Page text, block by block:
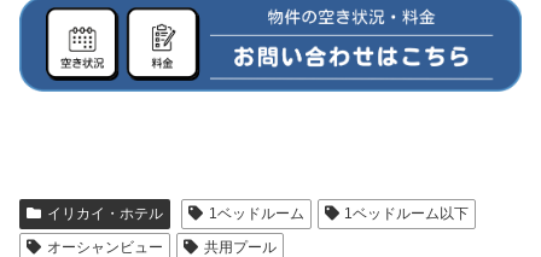
イリカイ・ホテル 1ベッドルーム
1ベッドルーム以下
オーシャンビュー
共用プール